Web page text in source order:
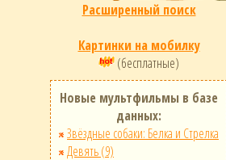
Расширенный поиск
Картинки на мобилку
(бесплатные)
Новые мультфильмы в базе
данных:
Звёздные собаки: Белка и Стрелка
Девять (9)